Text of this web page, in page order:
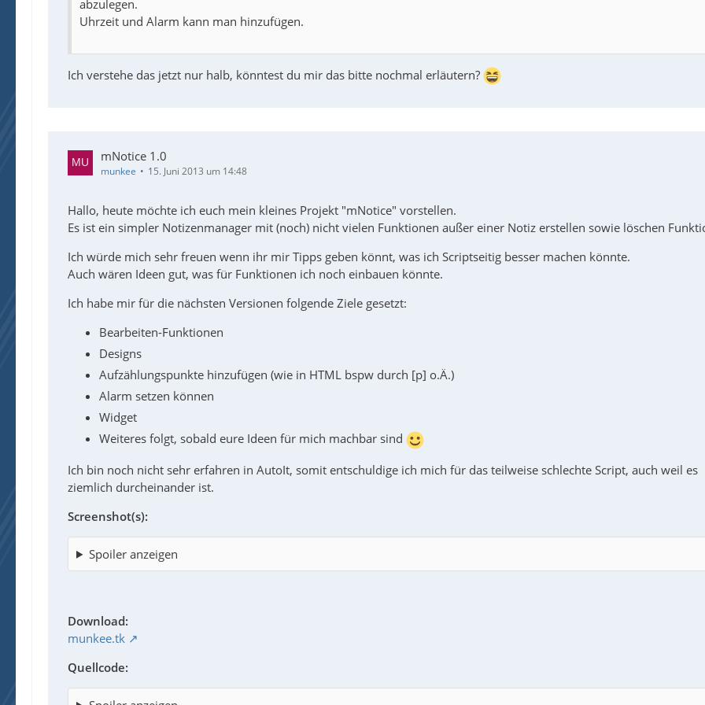
abzulegen.
Uhrzeit und Alarm kann man hinzufügen.
Ich verstehe das jetzt nur halb, könntest du mir das bitte nochmal erläutern?
mNotice 1.0
munkee 15. Juni 2013 um 14:48
Hallo, heute möchte ich euch mein kleines Projekt "mNotice" vorstellen.
Es ist ein simpler Notizenmanager mit (noch) nicht vielen Funktionen außer einer Notiz erstellen sowie löschen
Ich würde mich sehr freuen wenn ihr mir Tipps geben könnt, was ich Scriptseitig besser machen könnte.
Auch wären Ideen gut, was für Funktionen ich noch einbauen könnte.
Ich habe mir für die nächsten Versionen folgende Ziele gesetzt:
Bearbeiten-Funktionen
Designs
Aufzählungspunkte hinzufügen (wie in HTML bspw durch [p] o.Ä.)
Alarm setzen können
Widget
Weiteres folgt, sobald eure Ideen für mich machbar sind
Ich bin noch nicht sehr erfahren in AutoIt, somit entschuldige ich mich für das teilweise schlechte Script, auch weil es
ziemlich durcheinander ist.
Screenshot(s):
Spoiler anzeigen
Download:
munkee.tk
Quellcode: